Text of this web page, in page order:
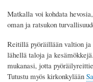
Matkalla voi kohdata
oman ja ratsukon
Reitillä pyöräillään valtion
lähellä taloja ja
mukanasi, jotta
Tutustu myös kirkonkylään